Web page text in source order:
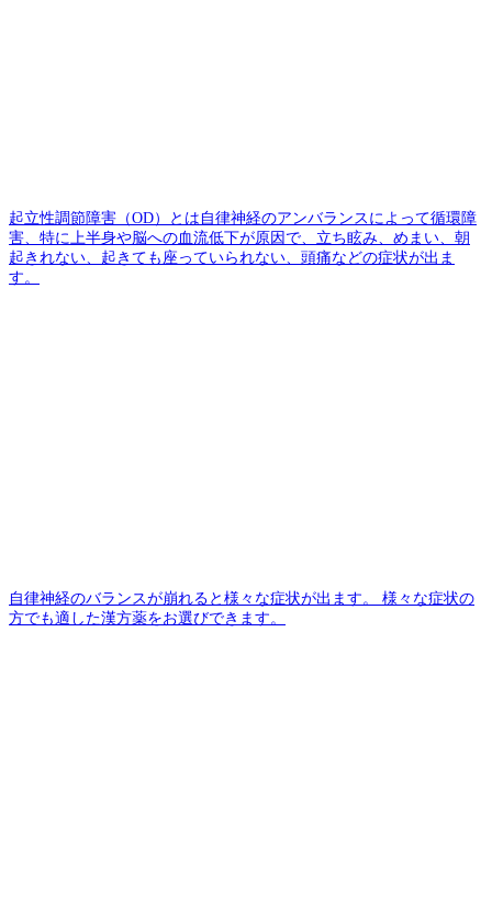
起立性調節障害（OD）とは自律神経のアンバランスによって循環障
害、特に上半身や脳への血流低下が原因で、立ち眩み、めまい、朝
起きれない、起きても座っていられない、頭痛などの症状が出ま
す。
自律神経のバランスが崩れると様々な症状が出ます。 様々な症状の
方でも適した漢方薬をお選びできます。